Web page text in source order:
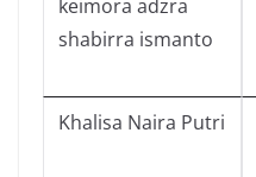
keimora adzra
shabirra ismanto
Khalisa Naira Putri